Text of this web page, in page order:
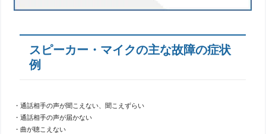
スピーカー・マイクの主な故障の症状
例
・通話相手の声が聞こえない、聞こえずらい
・通話相手の声が届かない
・曲が聴こえない